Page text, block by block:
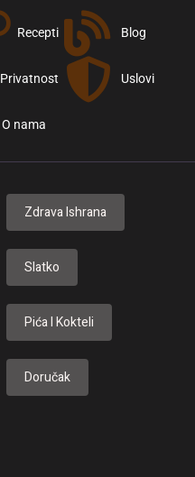
Recepti Blog
Privatnost Uslovi
O nama
Zdrava Ishrana
Slatko
Pića I Kokteli
Doručak